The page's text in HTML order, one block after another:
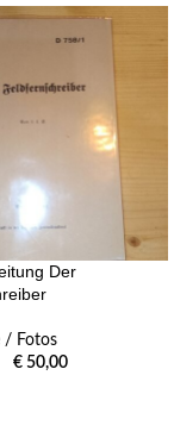
Der
/ Fotos
€ 50,00